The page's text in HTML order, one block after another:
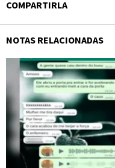
COMPARTIRLA
NOTAS RELACIONADAS